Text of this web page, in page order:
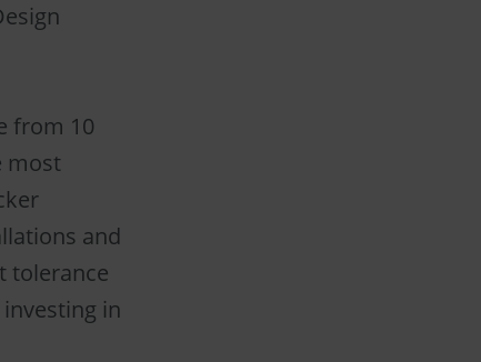
from 10
most
and
tolerance
in